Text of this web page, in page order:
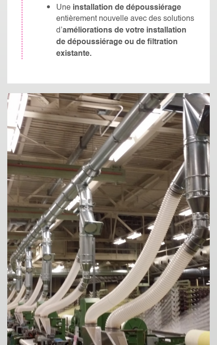
Uneinstallation de dépoussiérage
entièrement nouvelle avec des solutions
d’améliorations de votre installation
de dépoussiérageou de filtration
existante.